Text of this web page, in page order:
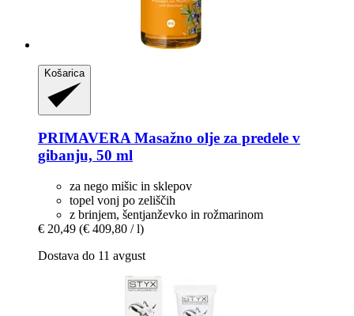
Košarica
PRIMAVERAMasažno olje za predele v
gibanju, 50 ml
za nego mišic in sklepov
topel vonj po zeliščih
z brinjem, šentjanževko in rožmarinom
€ 20,49 (€ 409,80 / l)
Dostava do 11 avgust